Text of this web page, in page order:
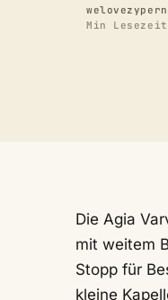
Min Lesezeit
Die Agia
mit weitem
Stopp für
kleine